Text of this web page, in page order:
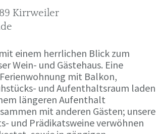
Kirrweiler
einem herrlichen Blick zum
Wein- und Gästehaus. Eine
mit Balkon,
und Aufenthaltsraum laden
längeren Aufenthalt
mit anderen Gästen; unsere
und Prädikatsweine verwöhnen